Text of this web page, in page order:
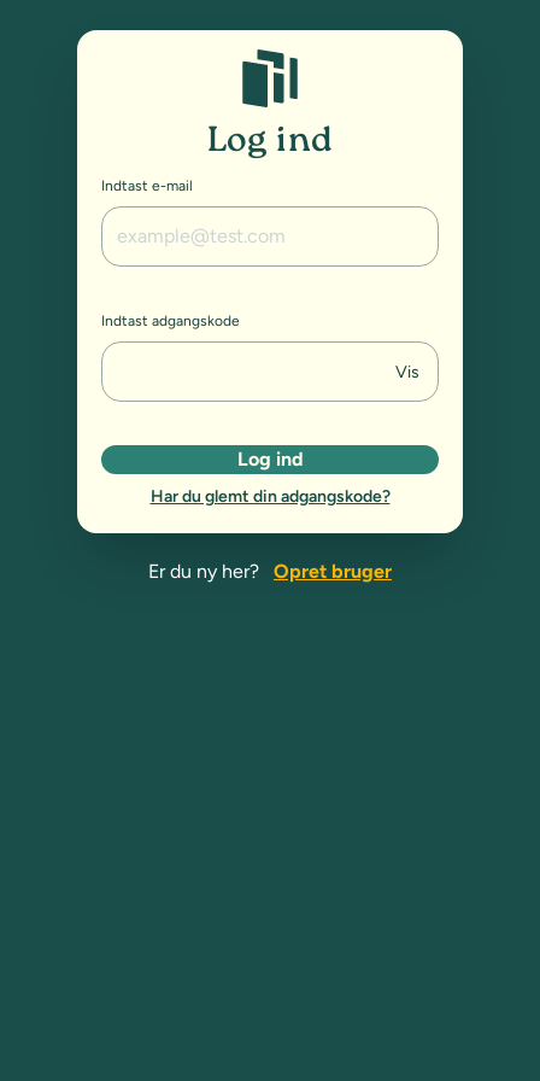
Log ind
Indtast e-mail
Indtast adgangskode
Vis
Log ind
Har du glemt din adgangskode?
Er du ny her? Opret bruger